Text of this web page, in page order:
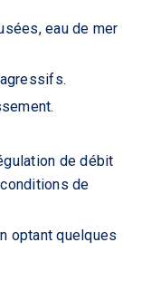
eau de mer
de débit
de
optant quelques